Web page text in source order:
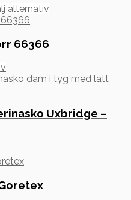
varianter.
De
alternativen
kan
väljas
på
produktsidan
alternativ
De
olika
kan
väljas
66366
här
flera
alternativen
kan
väljas
på
Uxbridge –